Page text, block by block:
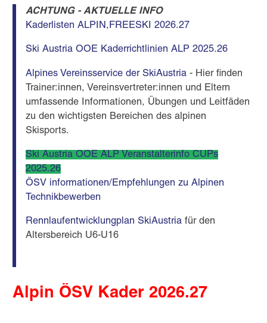
ACHTUNG - AKTUELLE INFO
Kaderlisten ALPIN,FREESKI 2026.27
Ski Austria OOE Kaderrichtlinien ALP 2025.26
Alpines Vereinsservice der SkiAustria- Hier finden
Trainer:innen, Vereinsvertreter:innen und Eltern
umfassende Informationen, Übungen und Leitfäden
zu den wichtigsten Bereichen des alpinen
Skisports.
Ski Austria OOE ALP Veranstalterinfo CUPs
2025.26
ÖSV informationen/Empfehlungen zu Alpinen
Technikbewerben
Rennlaufentwicklungplan SkiAustriafür den
Altersbereich U6-U16
Alpin ÖSV Kader 2026.27